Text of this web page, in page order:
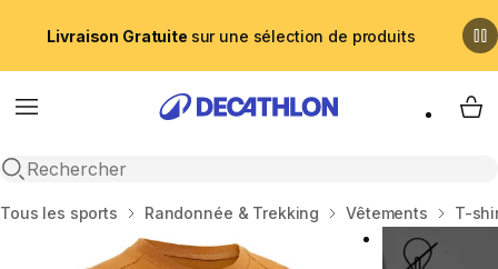
Livraison Gratuite sur une sélection de produits
Menu
Recherche ouverte
My
Accueil
Tous les sports Randonnée & Trekking Vêtements T-